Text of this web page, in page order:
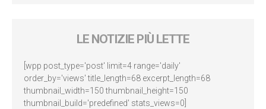
LE NOTIZIE PIÙ LETTE
[wpp post_type='post' limit=4 range='daily'
order_by='views' title_length=68 excerpt_length=68
thumbnail_width=150 thumbnail_height=150
thumbnail_build='predefined' stats_views=0]